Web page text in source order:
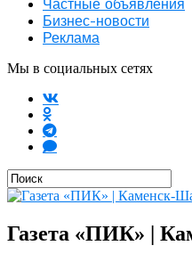
Частные объявления
Бизнес-новости
Реклама
Мы в социальных сетях
Газета «ПИК» |